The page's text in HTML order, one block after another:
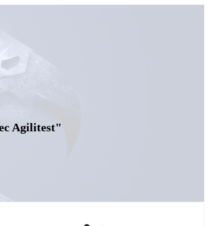
Agilitest"